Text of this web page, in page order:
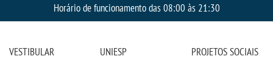
Horário de funcionamento das 08:00 às 21:30
VESTIBULAR UNIESP PROJETOS SOCIAIS